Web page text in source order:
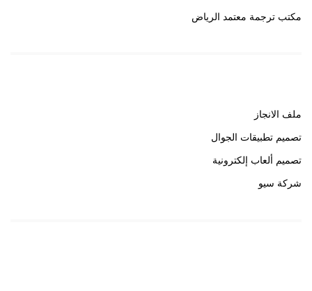
مكتب ترجمة معتمد الرياض
ملف الانجاز
تصميم تطبيقات الجوال
تصميم ألعاب إلكترونية
شركة سيو